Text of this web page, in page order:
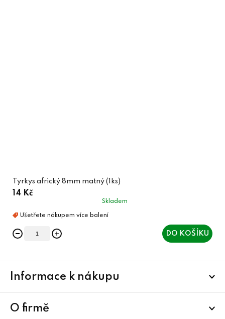
Tyrkys africký 8mm matný (1ks)
14 Kč
Skladem
DO KOŠÍKU
Informace k nákupu
O firmě